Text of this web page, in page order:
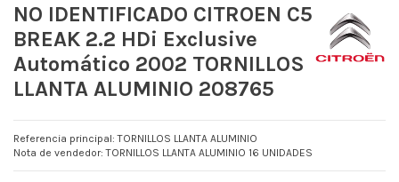
NO IDENTIFICADO CITROEN C5
BREAK 2.2 HDi Exclusive
Automático 2002 TORNILLOS
LLANTA ALUMINIO 208765
Referencia principal: TORNILLOS LLANTA ALUMINIO
Nota de vendedor: TORNILLOS LLANTA ALUMINIO 16 UNIDADES